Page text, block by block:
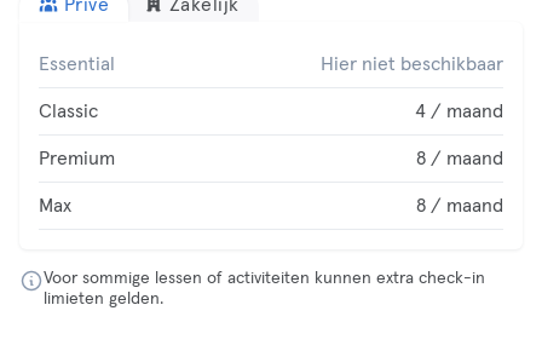
Privé Zakelijk
Essential Hier niet beschikbaar
Classic 4 / maand
Premium 8 / maand
Max 8 / maand
Voor sommige lessen of activiteiten kunnen extra check-in
limieten gelden.